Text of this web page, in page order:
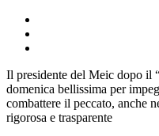
Il presidente del Meic dopo il
domenica bellissima per
combattere il peccato, anche
rigorosa e trasparente